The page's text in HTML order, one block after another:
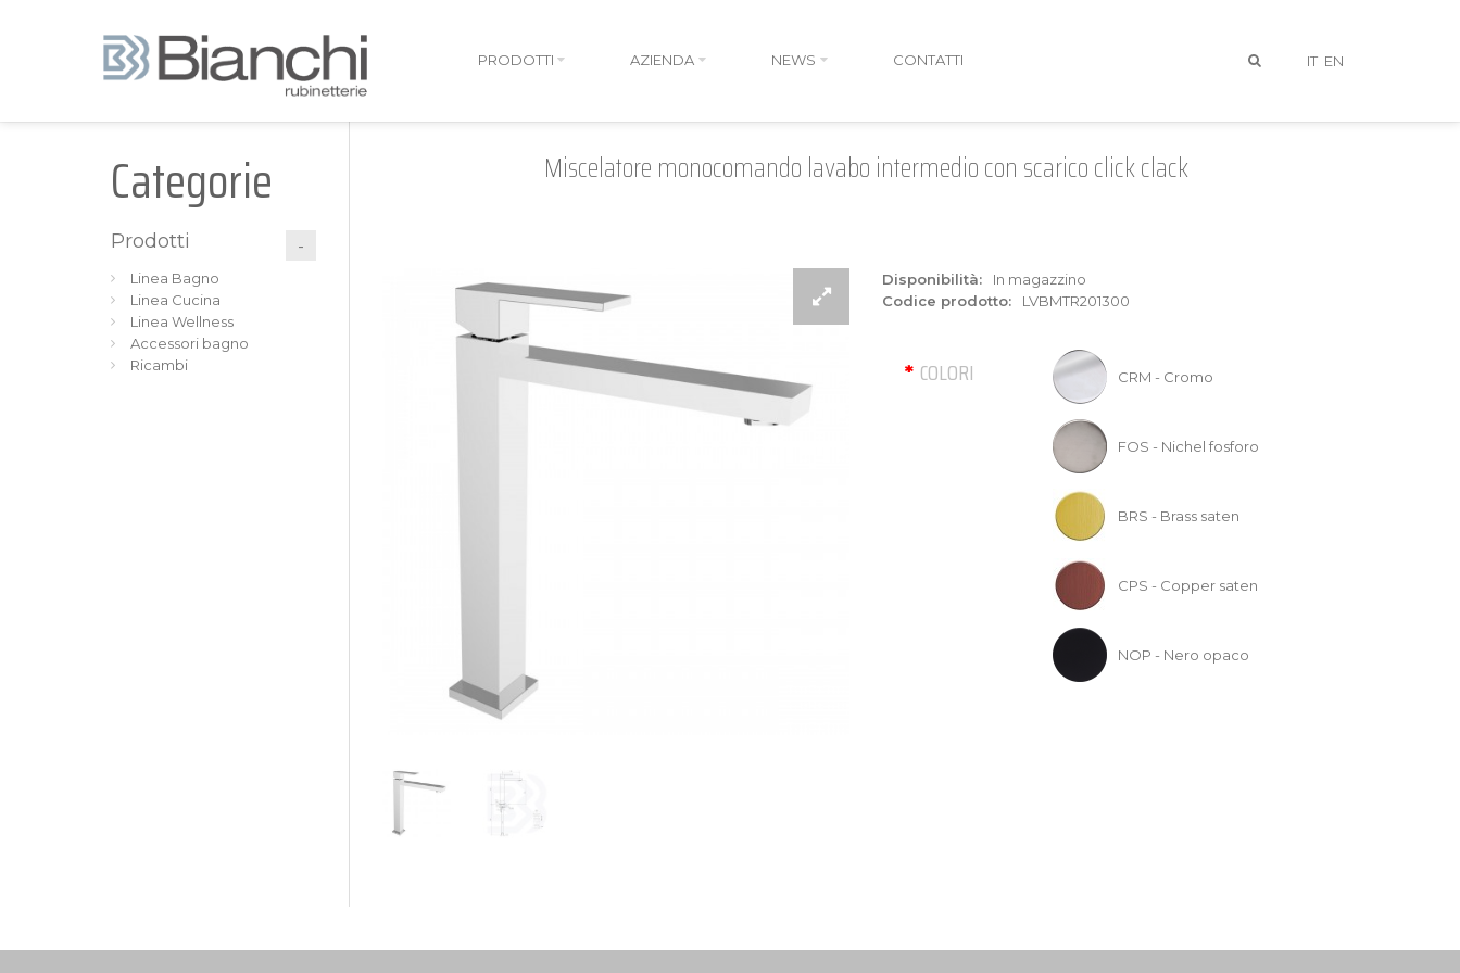
PRODOTTI AZIENDA NEWS CONTATTI IT EN
Miscelatore monocomando lavabo intermedio con scarico click clack
Disponibilità:
In magazzino
Codice prodotto:
LVBMTR201300
COLORI CRM - Cromo
FOS - Nichel fosforo
BRS - Brass saten
CPS - Copper saten
NOP - Nero opaco
Categorie
Prodotti
Linea Bagno
Linea Cucina
Linea Wellness
Accessori bagno
Ricambi